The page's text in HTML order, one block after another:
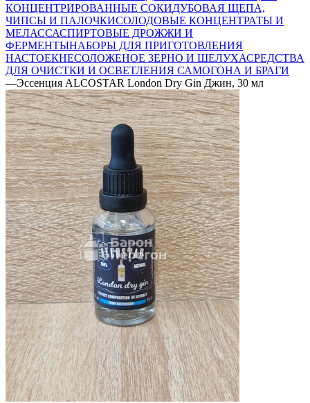
КОНЦЕНТРИРОВАННЫЕ СОКИДУБОВАЯ ЩЕПА,
ЧИПСЫ И ПАЛОЧКИСОЛОДОВЫЕ КОНЦЕНТРАТЫ И
МЕЛАССАСПИРТОВЫЕ ДРОЖЖИ И
ФЕРМЕНТЫНАБОРЫ ДЛЯ ПРИГОТОВЛЕНИЯ
НАСТОЕКНЕСОЛОЖЕНОЕ ЗЕРНО И ШЕЛУХАСРЕДСТВА
ДЛЯ ОЧИСТКИ И ОСВЕТЛЕНИЯ САМОГОНА И БРАГИ
—Эссенция ALCOSTAR London Dry Gin Джин, 30 мл